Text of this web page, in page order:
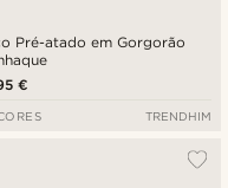
Pré-atado em Gorgorão
€
TRENDHIM